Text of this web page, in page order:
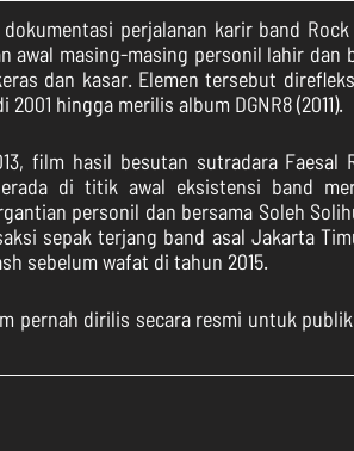
perjalanan karir band
awal masing-masing personil lahir dan
dan kasar. Elemen tersebut
hingga merilis album DGNR8 (2011).
film hasil besutan sutradara Faesal
di titik awal eksistensi band
personil dan bersama Soleh
sepak terjang band asal Jakarta
sebelum wafat di tahun 2015.
pernah dirilis secara resmi untuk